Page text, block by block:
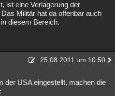
ist eine Verlagerung der
Militär hat da offenbar auch
diesem Bereich.
25.08.2011 um 10:50
der USA eingestellt, machen die